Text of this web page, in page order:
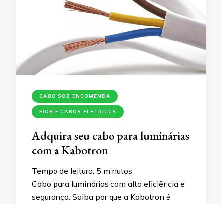
CABO SOB ENCOMENDA
FIOS E CABOS ELÉTRICOS
Adquira seu cabo para luminárias
com a Kabotron
Tempo de leitura: 5 minutos
Cabo para luminárias com alta eficiência e
segurança. Saiba por que a Kabotron é